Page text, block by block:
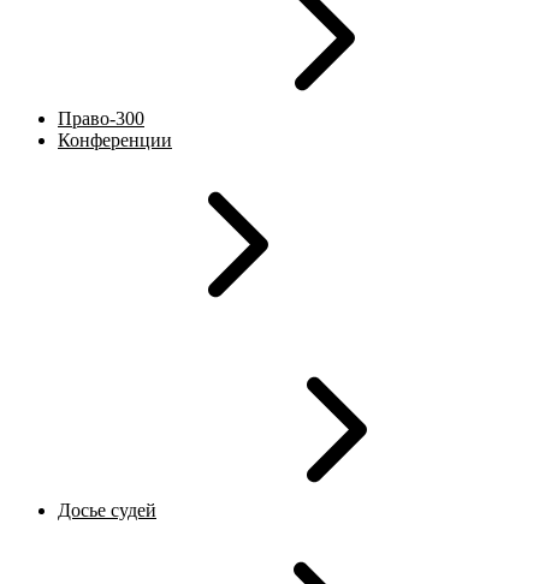
Право-300
Конференции
Досье судей